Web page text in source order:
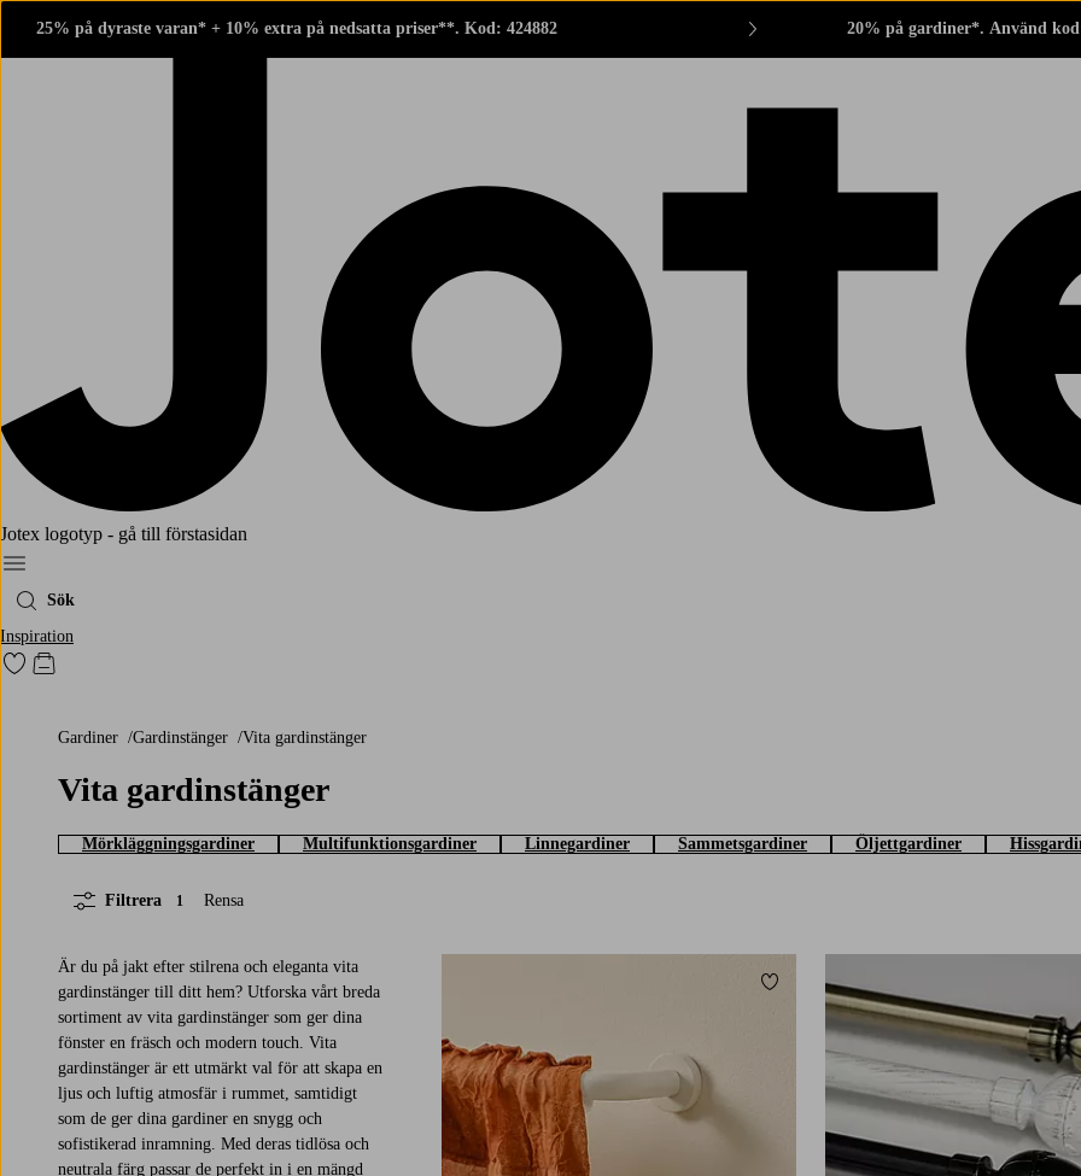
25% på dyraste varan* + 10% extra på nedsatta priser**. Kod: 424882 20% på gardiner*. Använd
Jotex logotyp - gå till förstasidan
Meny
Sök
Inspiration
Gå till favoritmarkerade produkter
Gå till kundvagnen
Gardiner Gardinstänger Vita gardinstänger
Vita gardinstänger
Mörkläggningsgardiner Multifunktionsgardiner Linnegardiner Sammetsgardiner Öljettgardiner
Filtrera 1 Rensa
Är du på jakt efter stilrena och eleganta vita
gardinstänger till ditt hem? Utforska vårt breda
sortiment av vita gardinstänger som ger dina
fönster en fräsch och modern touch. Vita
gardinstänger är ett utmärkt val för att skapa en
ljus och luftig atmosfär i rummet, samtidigt
som de ger dina gardiner en snygg och
sofistikerad inramning. Med deras tidlösa och
neutrala färg passar de perfekt in i en mängd
Lägg till i favoriter